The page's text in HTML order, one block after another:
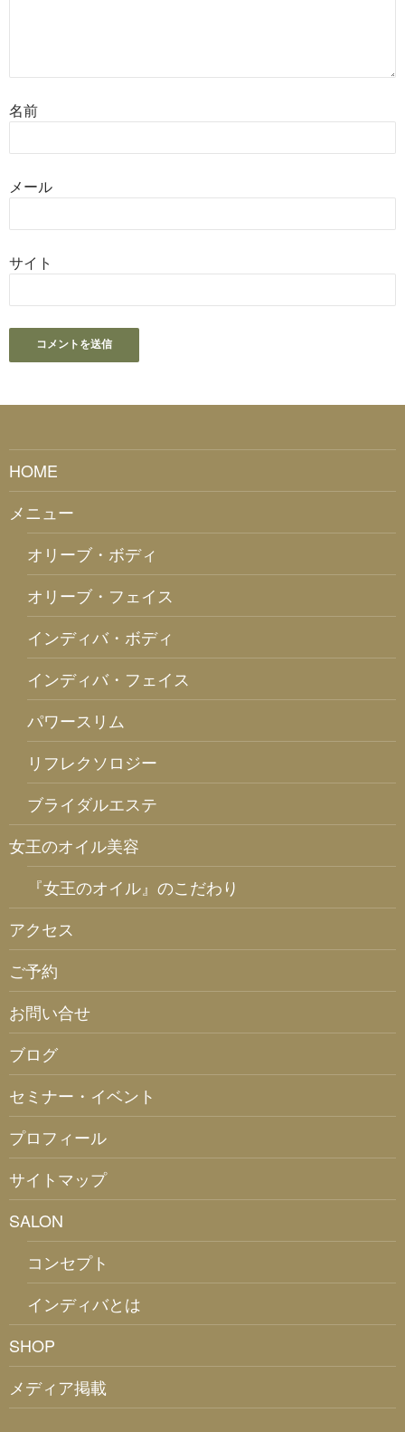
名前
メール
サイト
HOME
メニュー
オリーブ・ボディ
オリーブ・フェイス
インディバ・ボディ
インディバ・フェイス
パワースリム
リフレクソロジー
ブライダルエステ
女王のオイル美容
『女王のオイル』のこだわり
アクセス
ご予約
お問い合せ
ブログ
セミナー・イベント
プロフィール
サイトマップ
SALON
コンセプト
インディバとは
SHOP
メディア掲載